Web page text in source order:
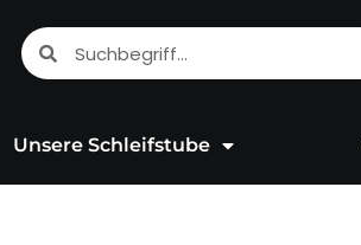
SucheSuche
Unsere Schleifstube